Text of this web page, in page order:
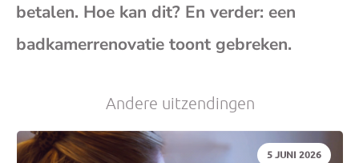
Facebook
X
betalen. Hoe kan dit? En verder: een
badkamerrenovatie toont gebreken.
Andere uitzendingen
DATUM:
5 JUNI 2026